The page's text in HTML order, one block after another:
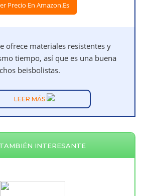
Precio En Amazon.es
ofrece materiales resistentes y
tiempo, así que es una buena
beisbolistas.
LEER MÁS
TAMBIÉN INTERESANTE